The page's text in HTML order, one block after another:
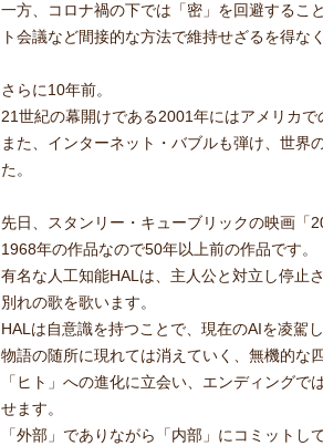
一方、コロナ禍の下では「密」を回避するこ
ト会議など間接的な方法で維持せざるを得な
さらに10年前。
21世紀の幕開けである2001年にはアメリカで
また、インターネット・バブルも弾け、世界
た。
先日、スタンリー・キューブリックの映画「
1968年の作品なので50年以上前の作品です。
有名な人工知能HALは、主人公と対立し停止
別れの歌を歌います。
HALは自意識を持つことで、現在のAIを凌駕し
物語の随所に現れては消えていく、無機的な
「ヒト」への進化に立会い、エンディング
せます。
「外部」でありながら「内部」にコミット